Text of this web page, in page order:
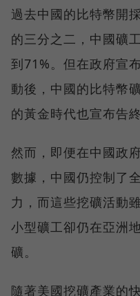
過去中國的比特幣開
的三分之二，中國礦
到71%。但在政府宣
動後，中國的比特幣
的黃金時代也宣布告終
然而，即便在中國政
數據，中國仍控制了
力，而這些挖礦活動
小型礦工卻仍在亞洲
礦。
隨著美國挖礦產業的